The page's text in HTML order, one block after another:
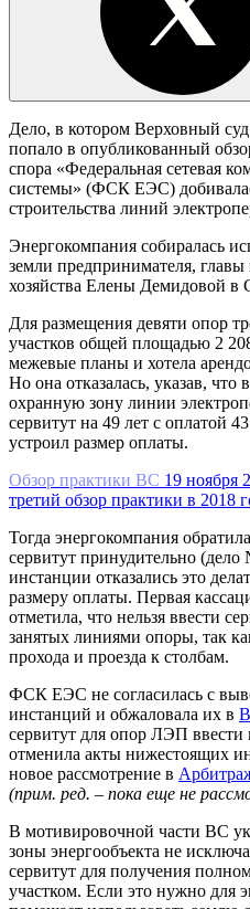
Дело, в котором Верховный суд
попало в опубликованный
спора «Федеральная сетевая
системы» (ФСК ЕЭС)
строительства линий
Энергокомпания собиралась
земли предпринимателя, главы
хозяйства Елены Демидовой в
Для размещения девяти опор
участков общей площадью 2
межевые планы и хотела
Но она отказалась, указав, что
охранную зону линии
сервитут на 49 лет с оплатой
устроил размер оплаты.
Обзор практики ВС 19 ноября
третий обзор практики в 2018
Тогда энергокомпания
сервитут принудительно
инстанции отказались это
размеру оплаты. Первая
отметила, что нельзя ввести
занятых линиями опоры, так
прохода и проезда к столбам.
ФСК ЕЭС не согласилась с
инстанций и обжаловала их в
сервитут для опор ЛЭП
отменила акты нижестоящих
новое рассмотрение в
(прим. ред. – пока еще не
В мотивировочной части ВС
зоны энергообъекта не
сервитут для получения
участком. Если это нужно для